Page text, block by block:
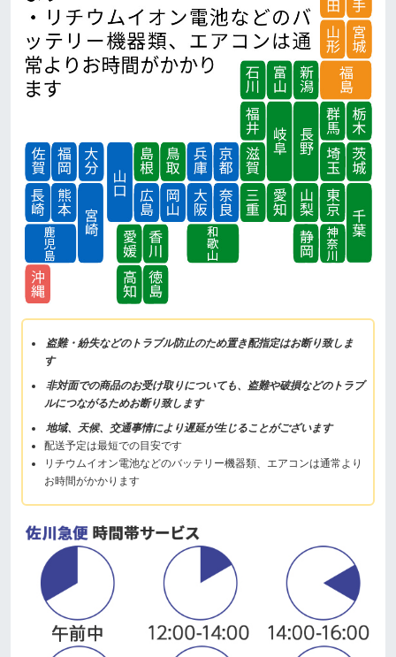
盗難・紛失などのトラブル防止のため置き配指定はお断り致しま
す
非対面での商品のお受け取りについても、盗難や破損などのトラブ
ルにつながるためお断り致します
地域、天候、交通事情により遅延が生じることがございます
配送予定は最短での目安です
リチウムイオン電池などのバッテリー機器類、エアコンは通常より
お時間がかかります